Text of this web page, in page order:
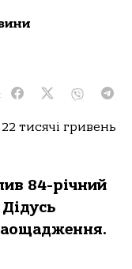
84-річний